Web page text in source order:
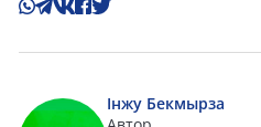
Інжу Бекмырза